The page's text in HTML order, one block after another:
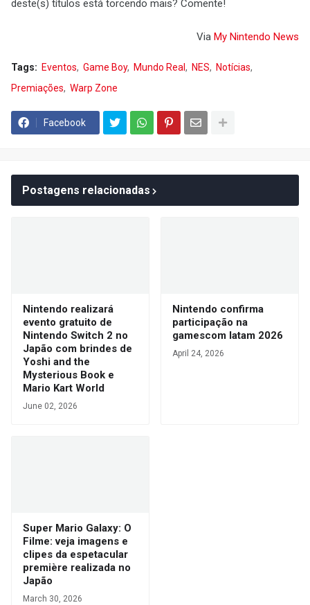
deste(s) títulos está torcendo mais? Comente!
Via My Nintendo News
Tags: Eventos Game Boy Mundo Real NES
Notícias
Premiações
Warp Zone
Facebook
Postagens relacionadas
Nintendo realizará
evento gratuito de
Nintendo Switch 2 no
Japão com brindes de
Yoshi and the
Mysterious Book e
Mario Kart World
June 02, 2026
Nintendo confirma
participação na
gamescom latam 2026
April 24, 2026
Super Mario Galaxy: O
Filme: veja imagens e
clipes da espetacular
première realizada no
Japão
March 30, 2026